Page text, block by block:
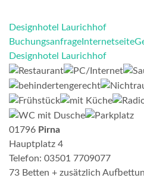
Designhotel Laurichhof
Buchungsanfrage Internetseite
Designhotel Laurichhof
01796 Pirna
Hauptplatz 4
Telefon: 03501 7709077
73 Betten + zusätzlich